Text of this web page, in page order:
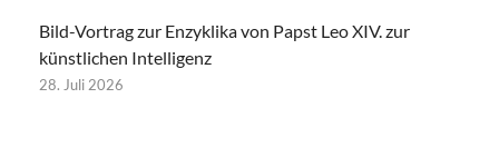
Bild-Vortrag zur Enzyklika von Papst Leo XIV. zur
künstlichen Intelligenz
28. Juli 2026